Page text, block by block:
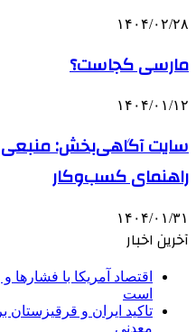
۱۴۰۴/۰۲/۲۸
مارسی کجاست؟
۱۴۰۴/۰۱/۱۲
سایت آگاهی‌بخش: منبعی
راهنمای کسب‌وکار
۱۴۰۴/۰۱/۳۱
آخرین اخبار
اقتصاد آمریکا با
است
تاکید ایران و
معدنی